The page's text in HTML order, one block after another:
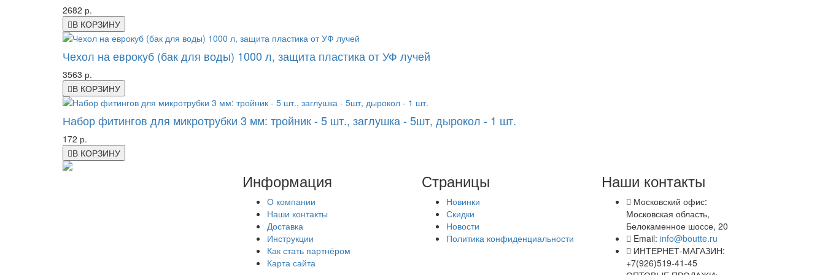
2682 р.
В КОРЗИНУ
Чехол на еврокуб (бак для воды) 1000 л, защита пластика от УФ лучей
3563 р.
В КОРЗИНУ
Набор фитингов для микротрубки 3 мм: тройник - 5 шт., заглушка - 5шт, дырокол - 1 шт.
172 р.
В КОРЗИНУ
Информация
О компании
Наши контакты
Доставка
Инструкции
Как стать партнёром
Карта сайта
Страницы
Новинки
Скидки
Новости
Политика конфиденциальности
Наши контакты
Московский офис:
Московская область,
Белокаменное шоссе, 20
Email: info@boutte.ru
ИНТЕРНЕТ-МАГАЗИН:
+7(926)519-41-45